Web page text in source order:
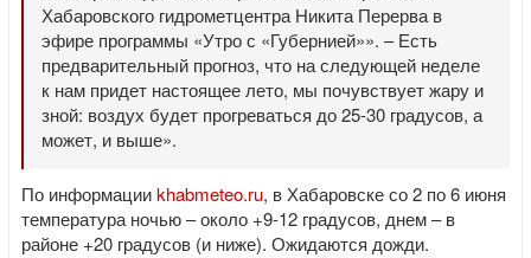
Хабаровского гидрометцентра Никита Перерва в
эфире программы «Утро с «Губернией»». – Есть
предварительный прогноз, что на следующей неделе
к нам придет настоящее лето, мы почувствует жару и
зной: воздух будет прогреваться до 25-30 градусов, а
может, и выше».
По информацииkhabmeteo.ru, в Хабаровске со 2 по 6 июня
температура ночью – около +9-12 градусов, днем – в
районе +20 градусов (и ниже). Ожидаются дожди.